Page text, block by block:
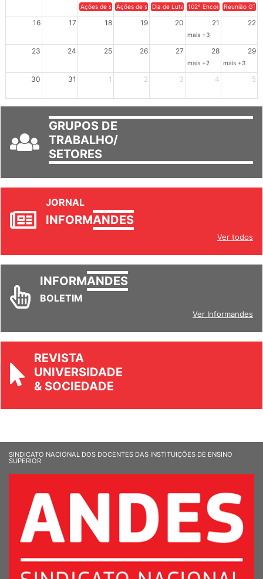
Ações de solidariedade a Cuba no Rio Grande do Sul - 100
Ações de solidariedade a Cuba no Rio Grande do
Dia de Luta em Defesa de Cuba e da
102º Encontro da
Reunião
16 17 18 19 20 21 22
mais +3
23 24 25 26 27 28 29
mais +2 mais +3
30 31 1 2 3 4 5
GRUPOS DE
TRABALHO/
SETORES
JORNAL
INFORMANDES
Ver todos
INFORMANDES
BOLETIM
Ver Informandes
REVISTA
UNIVERSIDADE
& SOCIEDADE
SINDICATO NACIONAL DOS DOCENTES DAS INSTITUIÇÕES DE ENSINO
SUPERIOR